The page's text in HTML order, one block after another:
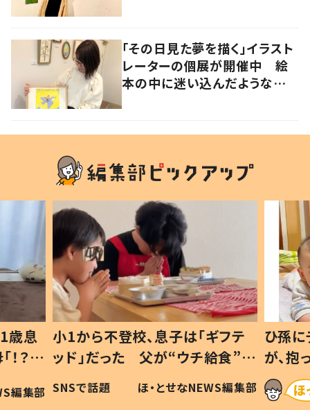
「その日見た夢を描く」イラスト
レーターの個展が開催中 絵
本の中に迷い込んだような想
歳息
？」
編集部
小1から不登校、息子は「ギフテ
ッド」だった 父が“ウチ給食”を
作り続ける理由とは #令和の親
#令和の子
SNSで話題 ほ・とせなNEWS編集部
ひ孫
が、
「涙が
い」